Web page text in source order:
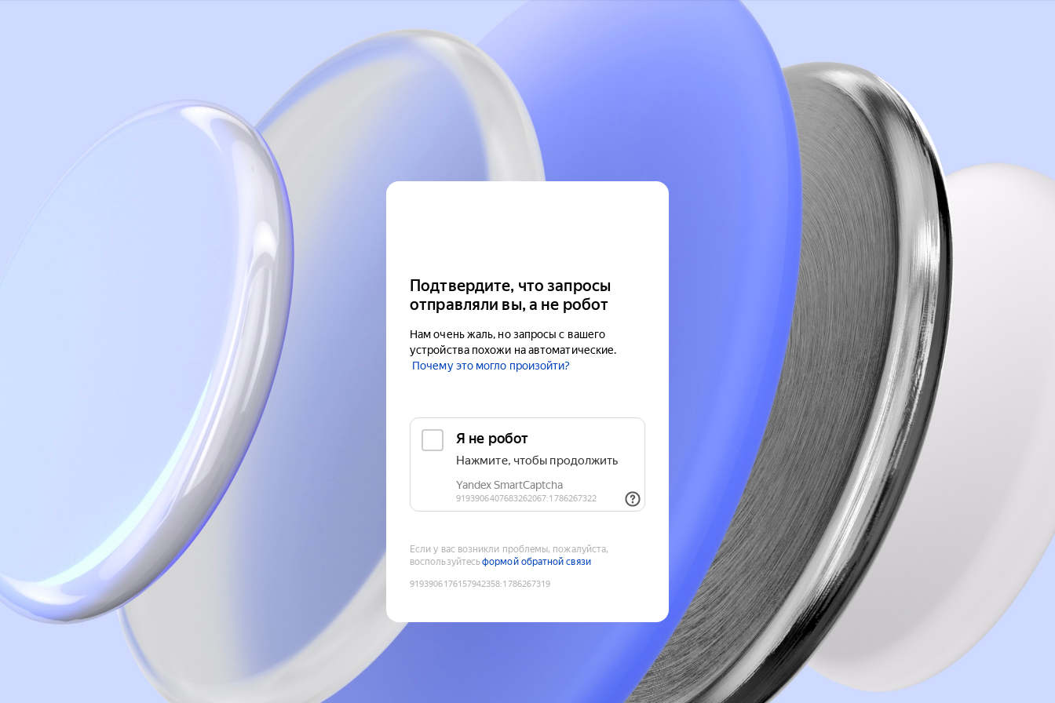
Подтвердите, что запросы
отправляли вы, а не робот
Нам очень жаль, но запросы с вашего
устройства похожи на автоматические.
Почему это могло произойти?
Если у вас возникли проблемы, пожалуйста,
воспользуйтесьформой обратной связи
9193906176157942358:1786267319